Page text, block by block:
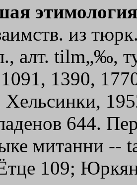
из
алт. tilm„‰,
1390,
Хельсинки,
644.
митанни --
109;